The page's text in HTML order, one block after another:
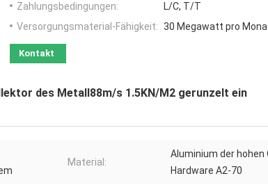
Zahlungsbedingungen:
L/C, T/T
Versorgungsmaterial-Fähigkeit: 30 Megawatt pro
Kontakt
des Metall88m/s 1.5KN/M2 gerunzelt ein
Material:
Aluminium der hohen
Hardware A2-70